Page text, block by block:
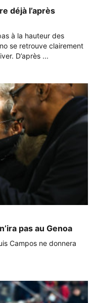
déjà l’après
à la hauteur des
se retrouve clairement
D’après ...
pas au Genoa
Campos ne donnera